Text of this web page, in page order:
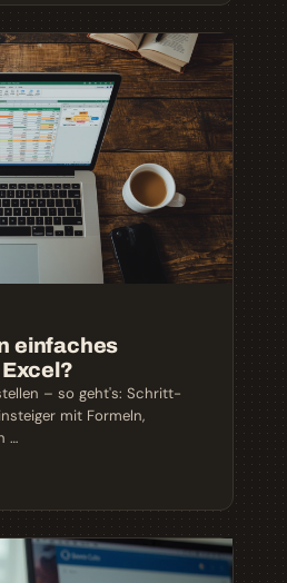
einfaches
– so geht's: Schritt-
mit Formeln,
…